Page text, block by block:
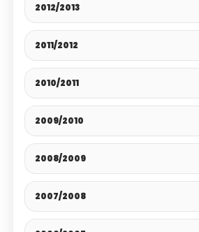
2012/2013
2011/2012
2010/2011
2009/2010
2008/2009
2007/2008